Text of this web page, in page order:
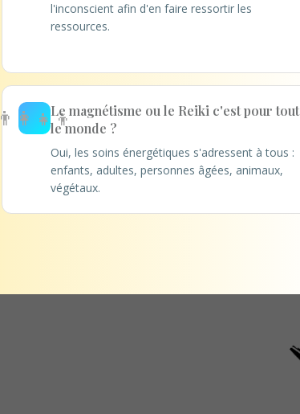
l'inconscient afin d'en faire ressortir les
ressources.
👨‍👩‍👧‍👦Le magnétisme ou le Reiki c'est pour tout
le monde ?
Oui, les soins énergétiques s'adressent à tous :
enfants, adultes, personnes âgées, animaux,
végétaux.